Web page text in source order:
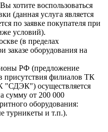
хотите воспользоваться
(данная услуга является
по заявке покупателя при
условий).
(в пределах
оборудования на
РФ (предложение
присутствия филиалов ТК
осуществляется
сумму от 200 000
оборудования:
турникеты и т.п.).